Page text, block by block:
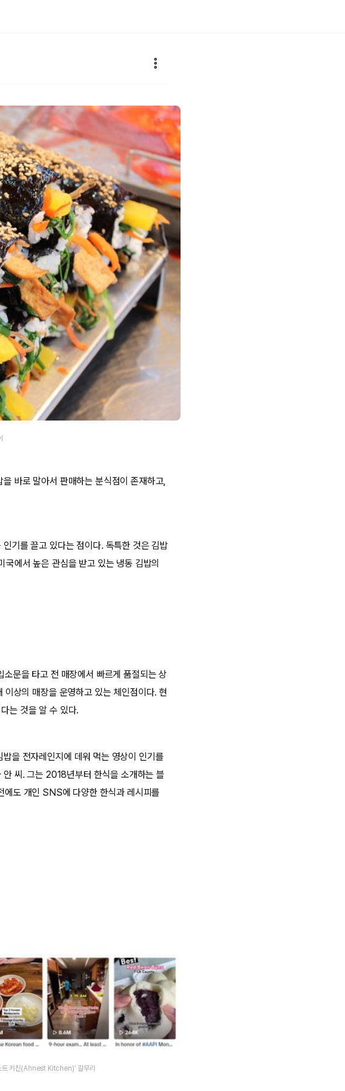
바로 말아서 판매하는 분식점이 존재하고,
기를 끌고 있다는 점이다. 독특한 것은 김밥
에서 높은 관심을 받고 있는 냉동 김밥의
소문을 타고 전 매장에서 빠르게 품절되는 상
상의 매장을 운영하고 있는 체인점이다. 현
는 것을 알 수 있다.
을 전자레인지에 데워 먹는 영상이 인기를
씨. 그는 2018년부터 한식을 소개하는 블
도 개인 SNS에 다양한 한식과 레시피를
트 키친(Ahnest Kitchen)' 갈무리